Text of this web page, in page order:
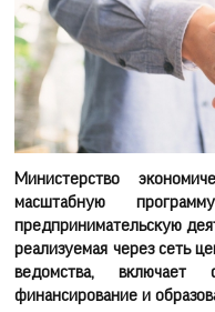
Министерство
масштабную
предпринимательскую
реализуемая через сеть
ведомства, включает
финансирование и